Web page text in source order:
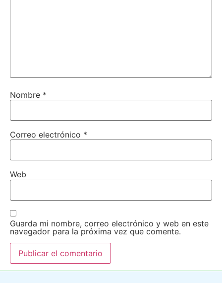
Nombre *
Correo electrónico *
Web
Guarda mi nombre, correo electrónico y web en este
navegador para la próxima vez que comente.